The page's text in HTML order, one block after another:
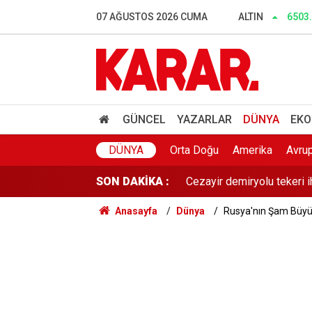
07 AĞUSTOS 2026 CUMA ALTIN
GÜNCEL YAZARLAR DÜNYA
DÜNYA Orta Doğu Amerika
SON DAKİKA :
SONAR anketinde Yeni
Tahliye edilen
Cezayir demiryolu tekeri
Günaydın YENİ Parti
Çerçeve yasa sonrası
Anasayfa Dünya Rusya'nın Şam